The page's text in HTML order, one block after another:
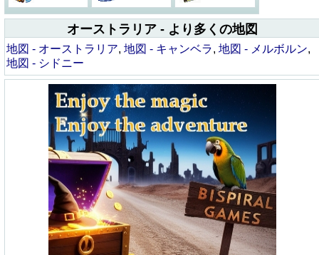
オーストラリア - より多くの地図
地図 - オーストラリア, 地図 - キャンベラ, 地図 - メルボルン,
地図 - シドニー